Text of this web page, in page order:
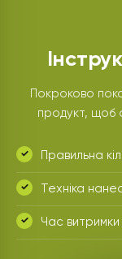
Покроково
продукт, щоб
Правильна
Техніка
Час